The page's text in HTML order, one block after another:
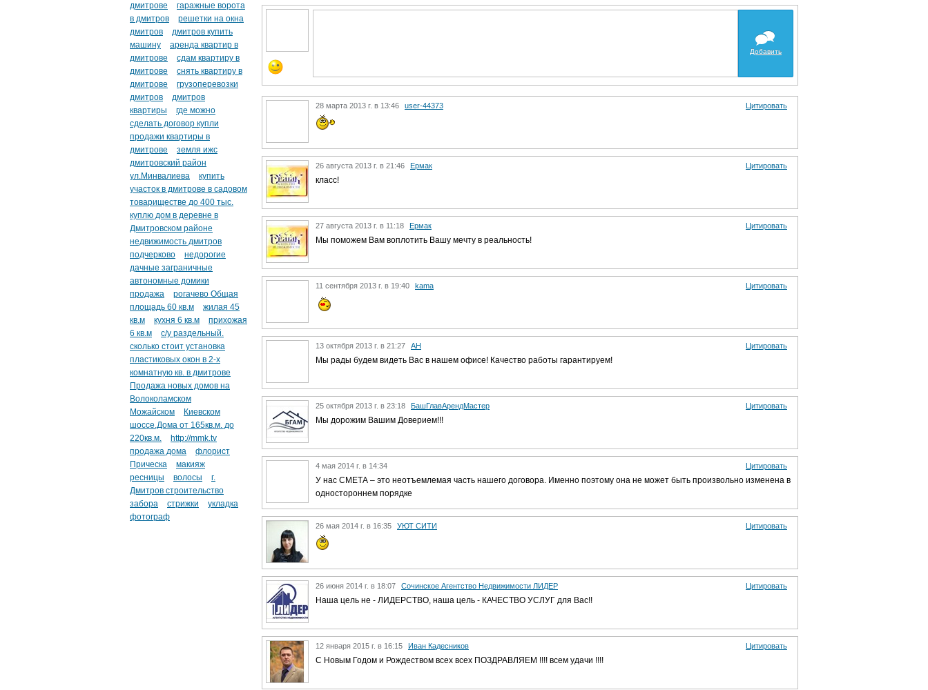
дмитрове
гаражные ворота
в дмитров
решетки на окна
дмитров
дмитров купить
машину
аренда квартир в
дмитрове
сдам квартиру в
дмитрове
снять квартиру в
дмитрове
грузоперевозки
дмитров
дмитров
квартиры
где можно
сделать договор купли
продажи квартиры в
дмитрове
земля ижс
дмитровский район
ул.Минвалиева
купить
участок в дмитрове в садовом
товариществе до 400 тыс.
куплю дом в деревне в
Дмитровском районе
недвижимость дмитров
подчерково
недорогие
дачные заграничные
автономные домики
продажа
рогачево Общая
площадь 60 кв.м
жилая 45
кв.м
кухня 6 кв.м
прихожая
6 кв.м
с/у раздельный.
сколько стоит установка
пластиковых окон в 2-х
комнатную кв. в дмитрове
Продажа новых домов на
Волоколамском
Можайском
Киевском
шоссе.Дома от 165кв.м. до
220кв.м.
http://mmk.tv
продажа дома
флорист
Прическа
макияж
ресницы
волосы
г.
Дмитров строительство
забора
стрижки
укладка
фотограф
Добавить
28 марта 2013 г. в 13:46 user-44373 Цитировать
26 августа 2013 г. в 21:46 Ермак Цитировать
класс!
27 августа 2013 г. в 11:18 Ермак Цитировать
Мы поможем Вам воплотить Вашу мечту в реальность!
11 сентября 2013 г. в 19:40 kama Цитировать
13 октября 2013 г. в 21:27 АН Цитировать
Мы рады будем видеть Вас в нашем офисе! Качество работы гарантируем!
25 октября 2013 г. в 23:18 БашГлавАрендМастер Цитировать
Мы дорожим Вашим Доверием!!!
4 мая 2014 г. в 14:34 Цитировать
У нас СМЕТА – это неотъемлемая часть нашего договора. Именно поэтому она не может быть произвольно изменена в
одностороннем порядке
26 мая 2014 г. в 16:35 УЮТ СИТИ Цитировать
26 июня 2014 г. в 18:07 Сочинское Агентство Недвижимости ЛИДЕР Цитировать
Наша цель не - ЛИДЕРСТВО, наша цель - КАЧЕСТВО УСЛУГ для Вас!!
12 января 2015 г. в 16:15 Иван Кадесников Цитировать
С Новым Годом и Рождеством всех всех ПОЗДРАВЛЯЕМ !!!! всем удачи !!!!